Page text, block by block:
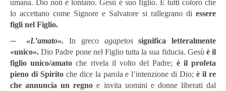
umana. Dio non è lontano. Gesù è suo figlio. E tutti coloro che
lo accettano come Signore e Salvatore si rallegrano di essere
figli nel Figlio.
─«L’amato».In greco agapetossignifica letteralmente
«unico».Dio Padre pone nel Figlio tutta la sua fiducia. Gesù è il
figlio unico/amato che rivela il volto del Padre; è il profeta
pieno di Spiritoche dice la parola e l’intenzione di Dio;è il re
che annuncia un regnoe invita uomini e donne liberati dal